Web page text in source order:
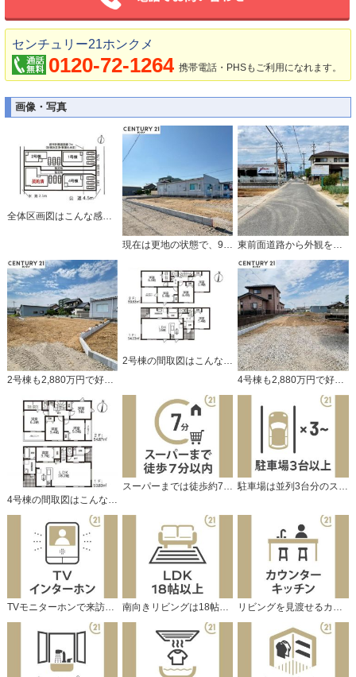
センチュリー21ホンクメ
0120-72-1264 携帯電話・PHSもご利用になれます。
画像・写真
全体区画図はこんな感じになっています。
現在は更地の状態で、9月頃完成予定です。 東前面道路から外観を見るとこんな感じ
2号棟の間取図はこんな感じになっています
4号棟の間取図はこんな感じになっています
スーパーまでは徒歩約7分の距離です。 駐車場は並列3台分のスペースがあります。